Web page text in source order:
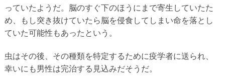
っていたようだ。脳のすぐ下のほうにまで寄生していたた
め、もし突き抜けていたら脳を侵食してしまい命を落とし
ていた可能性もあったという。
虫はその後、その種類を特定するために疫学者に送られ、
幸いにも男性は完治する見込みだそうだ。